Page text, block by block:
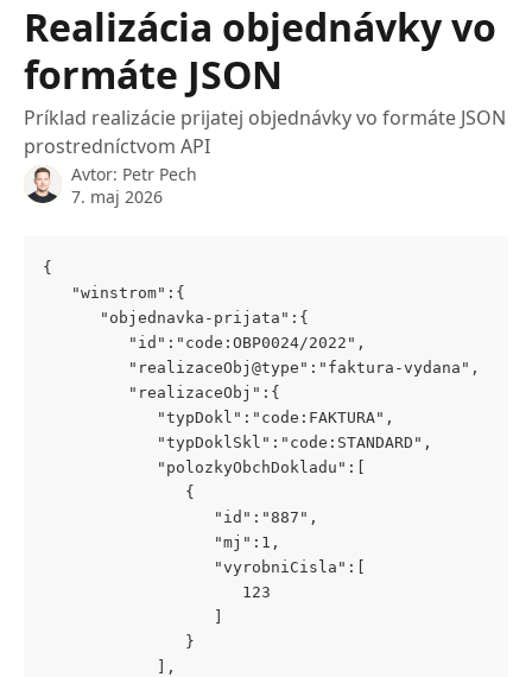
Realizácia objednávky vo
formáte JSON
Príklad realizácie prijatej objednávky vo formáte JSON
prostredníctvom API
Avtor: Petr Pech
7. maj 2026
{
   "winstrom":{
      "objednavka-prijata":{
         "id":"code:OBP0024/2022",
         "realizaceObj@type":"faktura-vydana",
         "realizaceObj":{
            "typDokl":"code:FAKTURA",
            "typDoklSkl":"code:STANDARD",
            "polozkyObchDokladu":[
               {
                  "id":"887",
                  "mj":1,
                  "vyrobniCisla":[
                     123
               }
            ],